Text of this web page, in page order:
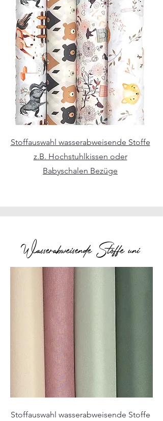
Stoffauswahl wasserabweisende Stoffe
z.B. Hochstuhlkissen oder
Babyschalen Bezüge
Wasserabweisende Stoffe uni
Stoffauswahl wasserabweisende Stoffe